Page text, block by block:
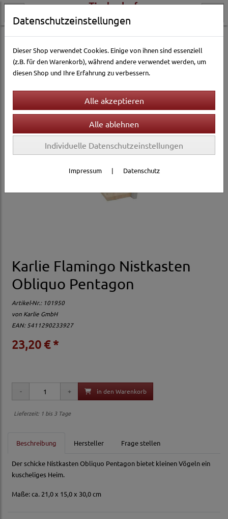
Vogelwelt Ausstattung & Zubehör Nester & Nistmaterial
Karlie Flamingo Nistkasten
Obliquo Pentagon
Artikel-Nr.: 101950
von Karlie GmbH
EAN: 5411290233927
23,20 € *
in den Warenkorb
Lieferzeit: 1 bis 3 Tage
Beschreibung Hersteller Frage stellen
Der schicke Nistkasten Obliquo Pentagon bietet kleinen Vögeln ein
kuscheliges Heim.
Maße: ca. 21,0 x 15,0 x 30,0 cm
Datenschutzeinstellungen
Dieser Shop verwendet Cookies. Einige von ihnen sind essenziell
(z.B. für den Warenkorb), während andere verwendet werden, um
diesen Shop und Ihre Erfahrung zu verbessern.
Individuelle Datenschutzeinstellungen
Impressum | Datenschutz